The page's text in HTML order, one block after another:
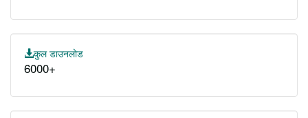
कुल डाउनलोड
6000+